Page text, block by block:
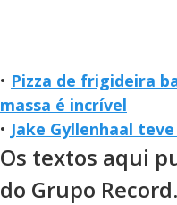
• Pizza de frigideira
massa é incrível
• Jake Gyllenhaal
Os textos aqui
do Grupo Record.